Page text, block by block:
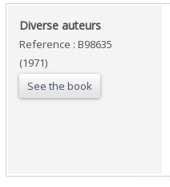
‎Diverse auteurs‎
Reference : B98635
(1971)
See the book